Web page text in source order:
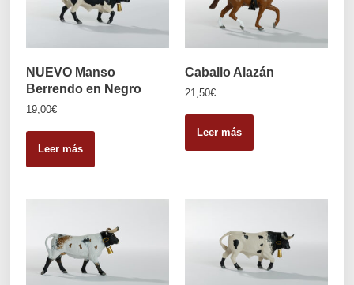
NUEVO Manso
Berrendo en Negro
19,00€
Leer más
Caballo Alazán
21,50€
Leer más